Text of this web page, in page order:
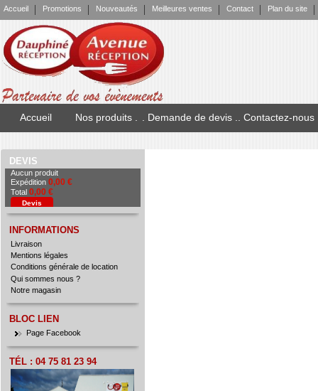
Accueil Promotions Nouveautés Meilleures ventes Contact Plan du site
Accueil Nos produits . . Demande de devis . . Contactez-nous
DEVIS
Aucun produit
Expédition 0,00 €
Total 0,00 €
Devis
Envoyer la demande
INFORMATIONS
Livraison
Mentions légales
Conditions générale de location
Qui sommes nous ?
Notre magasin
BLOC LIEN
Page Facebook
TÉL : 04 75 81 23 94